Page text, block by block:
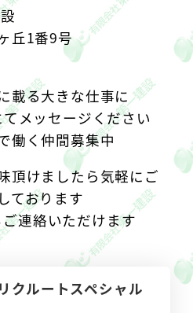
1番9号
る大きな仕事に
メッセージください
く仲間募集中︎
頂けましたら気軽にご
ております️
連絡いただけます
クルートスペシャル